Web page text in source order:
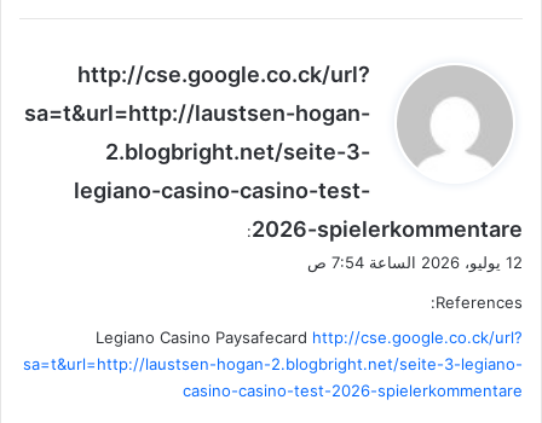
ي
ل
http://cse.google.co.ck/url?
sa=t&url=http://laustsen-hogan-
2.blogbright.net/seite-3-
legiano-casino-casino-test-
2026-spielerkommentare
:
12 يوليو، 2026 الساعة 7:54 ص
References:
Legiano Casino Paysafecard http://cse.google.co.ck/url?
sa=t&url=http://laustsen-hogan-2.blogbright.net/seite-3-legiano-
casino-casino-test-2026-spielerkommentare